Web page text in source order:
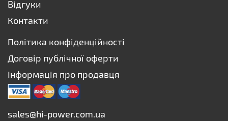
Відгуки
Контакти
Політика конфіденційності
Договір публічної оферти
Інформація про продавця
sales@hi-power.com.ua